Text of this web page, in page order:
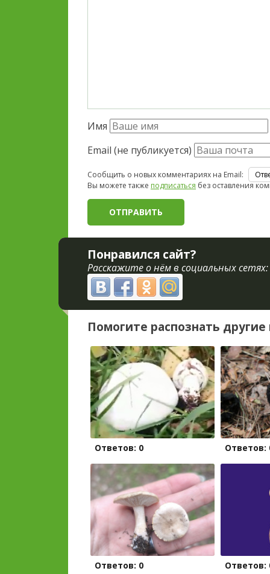
Имя
Email (не публикуется)
Сообщить о новых комментариях на Email:
Вы можете также подписаться без оставления
Понравился сайт?
Расскажите о нём в социальных сетях:
Помогите распознать другие
Ответов: 0 Ответов:
Ответов: 0 Ответов: